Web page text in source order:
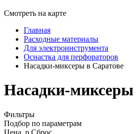
Смотреть на карте
Главная
Расходные материалы
Для электроинструмента
Оснастка для перфораторов
Насадки-миксеры в Саратове
Насадки-миксеры
Фильтры
Подбор по параметрам
Цена, р.Сброс